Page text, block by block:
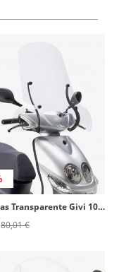
Parabrisas Transparente Givi 105A para Varios modelos de Aprilia, Honda, MBK, Peugeot, SYM y Yamaha
80,01 €